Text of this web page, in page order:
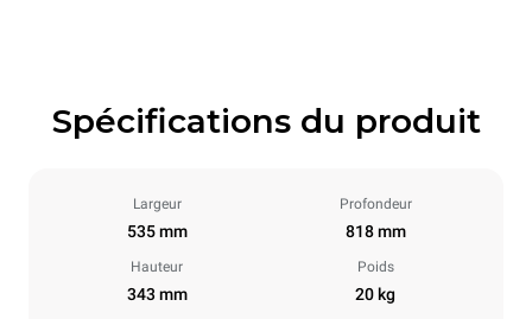
Spécifications du produit
Largeur
535 mm
Profondeur
818 mm
Hauteur
343 mm
Poids
20 kg